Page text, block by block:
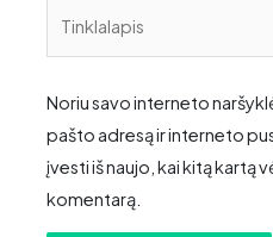
Noriu savo interneto
pašto adresą ir interneto
įvesti iš naujo, kai kitą kartą
komentarą.